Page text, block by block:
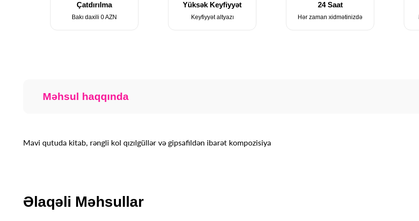
Çatdırılma
Bakı daxili 0 AZN
Yüksək Keyfiyyət
Keyfiyyət altyazı
24 Saat
Hər zaman xidmətinizdə
Məhsul haqqında
Mavi qutuda kitab, rəngli kol qızılgüllər və gipsafildən ibarət kompozisiya
Əlaqəli Məhsullar